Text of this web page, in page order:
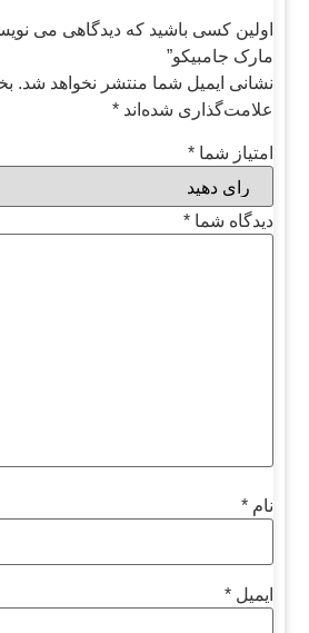
اولین کسی باشید که دیدگاهی می
مارک جامبیکو”
نشانی ایمیل شما منتشر نخواهد شد.
علامت‌گذاری شده‌اند*
امتیاز شما*
دیدگاه شما*
نام*
ایمیل*